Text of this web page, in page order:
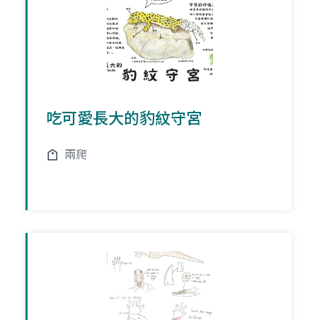
吃可愛長大的豹紋守宮
兩爬